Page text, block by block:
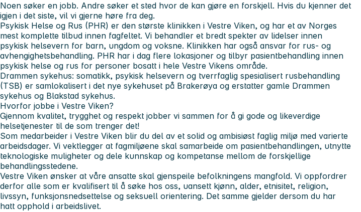
Noen søker en jobb. Andre søker et sted hvor de kan gjøre en forskjell. Hvis du kjenner det
igjen i det siste, vil vi gjerne høre fra deg.
Psykisk Helse og Rus (PHR) er den største klinikken i Vestre Viken, og har et av Norges
mest komplette tilbud innen fagfeltet. Vi behandler et bredt spekter av lidelser innen
psykisk helsevern for barn, ungdom og voksne. Klinikken har også ansvar for rus- og
avhengighetsbehandling. PHR har i dag flere lokasjoner og tilbyr pasientbehandling innen
psykisk helse og rus for personer bosatt i hele Vestre Vikens område.
Drammen sykehus: somatikk, psykisk helsevern og tverrfaglig spesialisert rusbehandling
(TSB) er samlokalisert i det nye sykehuset på Brakerøya og erstatter gamle Drammen
sykehus og Blakstad sykehus.
Hvorfor jobbe i Vestre Viken?
Gjennom kvalitet, trygghet og respekt jobber vi sammen for å gi gode og likeverdige
helsetjenester til de som trenger det!
Som medarbeider i Vestre Viken blir du del av et solid og ambisiøst faglig miljø med varierte
arbeidsdager. Vi vektlegger at fagmiljøene skal samarbeide om pasientbehandlingen, utnytte
teknologiske muligheter og dele kunnskap og kompetanse mellom de forskjellige
behandlingsstedene.
Vestre Viken ønsker at våre ansatte skal gjenspeile befolkningens mangfold. Vi oppfordrer
derfor alle som er kvalifisert til å søke hos oss, uansett kjønn, alder, etnisitet, religion,
livssyn, funksjonsnedsettelse og seksuell orientering. Det samme gjelder dersom du har
hatt opphold i arbeidslivet.